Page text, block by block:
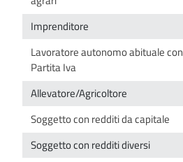
Lavoratore autonomo abituale con